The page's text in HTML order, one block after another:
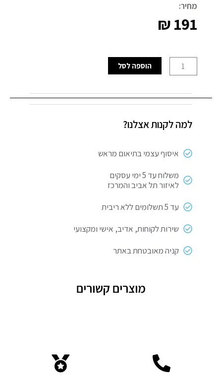
מחיר:
₪191
של
חשמלי
יונדאי
הוספה לסל
למה לקנות אצלנו?
איסוף עצמי בתיאום מראש
משלוח עד 5 ימי עסקים
לאיזור תל אביב והמרכז
עד 5 תשלומים ללא ריבית
שירות לקוחות, אדיב, אישי ומקצועי
קניה מאובטחת באתר
מוצרים קשורים